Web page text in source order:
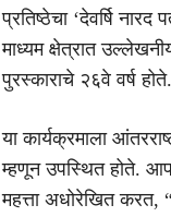
प्रतिष्ठेचा ‘देवर्षि
माध्यम क्षेत्रात
पुरस्काराचे २६वे वर्ष होते.
या कार्यक्रमाला
म्हणून उपस्थित होते.
महत्ता अधोरेखित